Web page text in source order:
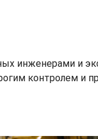
инженерами и
контролем и